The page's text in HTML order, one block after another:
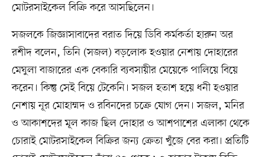
মোটরসাইকেল বিক্রি করে আসছিলেন।
সজলকে জিজ্ঞাসাবাদের বরাত দিয়ে ডিবি কর্মকর্তা হারুন অর
রশীদ বলেন, তিনি (সজল) বড়লোক হওয়ার নেশায় দোহারের
মেঘুলা বাজারের এক বেকারি ব্যবসায়ীর মেয়েকে পালিয়ে বিয়ে
করেন। কিন্তু সেই বিয়ে টেকেনি। সজল হতাশ হয়ে ধনী হওয়ার
নেশায় নূর মোহাম্মদ ও রবিনদের চক্রে যোগ দেন। সজল, মনির
ও আকাশদের মূল কাজ ছিল দোহার ও আশপাশের এলাকা থেকে
চোরাই মোটরসাইকেল বিক্রির জন্য ক্রেতা খুঁজে বের করা। প্রতিটি